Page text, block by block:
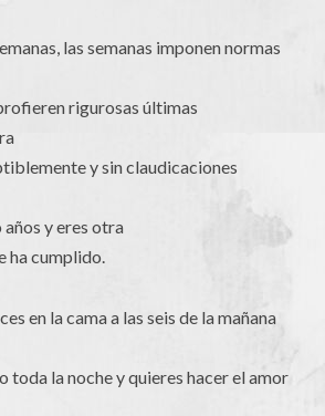
las semanas imponen normas
rigurosas últimas
y sin claudicaciones
y eres otra
ha cumplido.
en la cama a las seis de la mañana
toda la noche y quieres hacer el amor